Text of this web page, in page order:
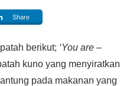
Share
berikut; ‘You are –
kuno yang menyiratkan
pada makanan yang